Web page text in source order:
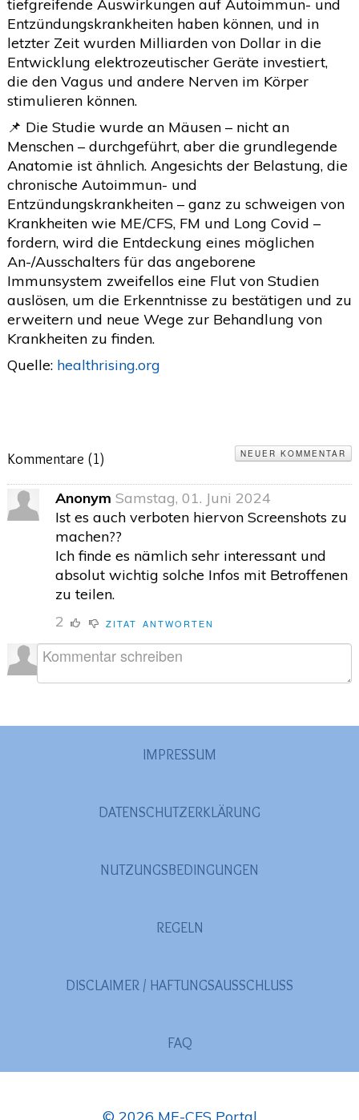
tiefgreifende Auswirkungen auf Autoimmun- und
Entzündungskrankheiten haben können, und in
letzter Zeit wurden Milliarden von Dollar in die
Entwicklung elektrozeutischer Geräte investiert,
die den Vagus und andere Nerven im Körper
stimulieren können.
📌 Die Studie wurde an Mäusen – nicht an
Menschen – durchgeführt, aber die grundlegende
Anatomie ist ähnlich. Angesichts der Belastung, die
chronische Autoimmun- und
Entzündungskrankheiten – ganz zu schweigen von
Krankheiten wie ME/CFS, FM und Long Covid –
fordern, wird die Entdeckung eines möglichen
An-/Ausschalters für das angeborene
Immunsystem zweifellos eine Flut von Studien
auslösen, um die Erkenntnisse zu bestätigen und zu
erweitern und neue Wege zur Behandlung von
Krankheiten zu finden.
Quelle: healthrising.org
Kommentare (1) NEUER KOMMENTAR
Anonym Samstag, 01. Juni 2024
Ist es auch verboten hiervon Screenshots zu
machen??
Ich finde es nämlich sehr interessant und
absolut wichtig solche Infos mit Betroffenen
zu teilen.
2
ZITAT ANTWORTEN
IMPRESSUM
DATENSCHUTZERKLÄRUNG
NUTZUNGSBEDINGUNGEN
REGELN
DISCLAIMER / HAFTUNGSAUSSCHLUSS
FAQ